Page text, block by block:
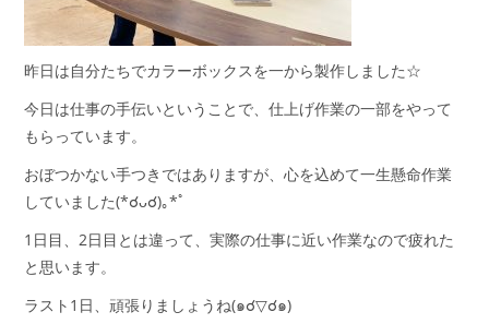
昨日は自分たちでカラーボックスを一から製作しました☆
今日は仕事の手伝いということで、仕上げ作業の一部をやって
もらっています。
おぼつかない手つきではありますが、心を込めて一生懸命作業
していました(*☌ᴗ☌)｡*ﾟ
1日目、2日目とは違って、実際の仕事に近い作業なので疲れた
と思います。
ラスト1日、頑張りましょうね(๑☌▽☌๑)